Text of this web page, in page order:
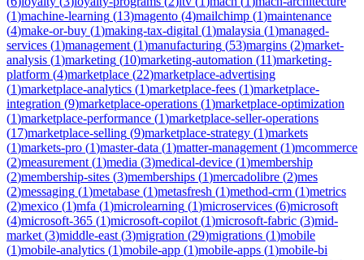
(1)machine-learning (13)magento (4)mailchimp (1)maintenance
(4)make-or-buy (1)making-tax-digital (1)malaysia (1)managed-
services (1)management (1)manufacturing (53)margins (2)market-
analysis (1)marketing (10)marketing-automation (11)marketing-
platform (4)marketplace (22)marketplace-advertising
(1)marketplace-analytics (1)marketplace-fees (1)marketplace-
integration (9)marketplace-operations (1)marketplace-optimization
(1)marketplace-performance (1)marketplace-seller-operations
(17)marketplace-selling (9)marketplace-strategy (1)markets
(1)markets-pro (1)master-data (1)matter-management (1)mcommerce
(2)measurement (1)media (3)medical-device (1)membership
(2)membership-sites (3)memberships (1)mercadolibre (2)mes
(2)messaging (1)metabase (1)metasfresh (1)method-crm (1)metrics
(2)mexico (1)mfa (1)microlearning (1)microservices (6)microsoft
(4)microsoft-365 (1)microsoft-copilot (1)microsoft-fabric (3)mid-
market (3)middle-east (3)migration (29)migrations (1)mobile
(1)mobile-analytics (1)mobile-app (1)mobile-apps (1)mobile-bi